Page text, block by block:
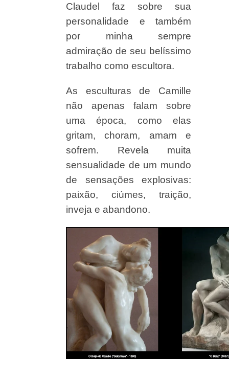
Claudel faz sobre sua
personalidade e também
por minha sempre
admiração de seu belíssimo
trabalho como escultora.
As esculturas de Camille
não apenas falam sobre
uma época, como elas
gritam, choram, amam e
sofrem. Revela muita
sensualidade de um mundo
de sensações explosivas:
paixão, ciúmes, traição,
inveja e abandono.